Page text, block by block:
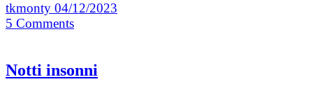
tkmonty 04/12/2023
5 Comments
Notti insonni